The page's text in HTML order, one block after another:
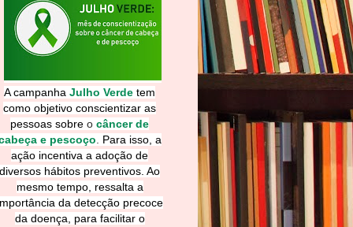
A campanha Julho Verde tem
como objetivo conscientizar as
pessoas sobre o câncer de
e pescoço
Para isso, a
ação incentiva a adoção de
diversos hábitos preventivos. Ao
mesmo tempo, ressalta a
da detecção precoce
da doença, para facilitar o